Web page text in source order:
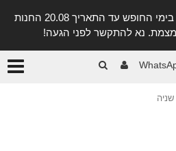
לקוחות נכבדים, שימו ♥️ לב! בימי החופש עד התאריך 20.08 החנות
נא להתקשר לפני הגעה!
שניה